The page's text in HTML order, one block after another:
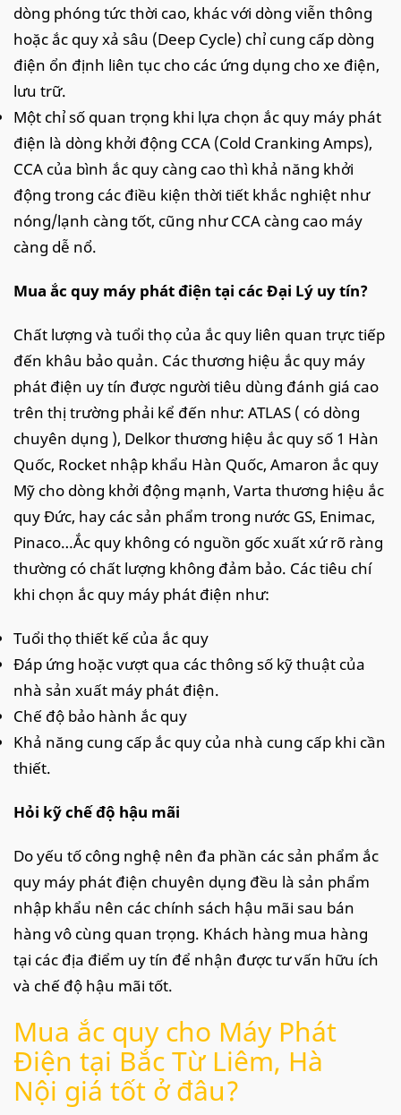
dòng phóng tức thời cao, khác với dòng viễn thông
hoặc ắc quy xả sâu (Deep Cycle) chỉ cung cấp dòng
điện ổn định liên tục cho các ứng dụng cho xe điện,
lưu trữ.
Một chỉ số quan trọng khi lựa chọn ắc quy máy phát
điện là dòng khởi động CCA (Cold Cranking Amps),
CCA của bình ắc quy càng cao thì khả năng khởi
động trong các điều kiện thời tiết khắc nghiệt như
nóng/lạnh càng tốt, cũng như CCA càng cao máy
càng dễ nổ.
Mua ắc quy máy phát điện tại các Đại Lý uy tín?
Chất lượng và tuổi thọ của ắc quy liên quan trực tiếp
đến khâu bảo quản. Các thương hiệu ắc quy máy
phát điện uy tín được người tiêu dùng đánh giá cao
trên thị trường phải kể đến như: ATLAS ( có dòng
chuyên dụng ), Delkor thương hiệu ắc quy số 1 Hàn
Quốc, Rocket nhập khẩu Hàn Quốc, Amaron ắc quy
Mỹ cho dòng khởi động mạnh, Varta thương hiệu ắc
quy Đức, hay các sản phẩm trong nước GS, Enimac,
Pinaco…Ắc quy không có nguồn gốc xuất xứ rõ ràng
thường có chất lượng không đảm bảo. Các tiêu chí
khi chọn ắc quy máy phát điện như:
Tuổi thọ thiết kế của ắc quy
Đáp ứng hoặc vượt qua các thông số kỹ thuật của
nhà sản xuất máy phát điện.
Chế độ bảo hành ắc quy
Khả năng cung cấp ắc quy của nhà cung cấp khi cần
thiết.
Hỏi kỹ chế độ hậu mãi
Do yếu tố công nghệ nên đa phần các sản phẩm ắc
quy máy phát điện chuyên dụng đều là sản phẩm
nhập khẩu nên các chính sách hậu mãi sau bán
hàng vô cùng quan trọng. Khách hàng mua hàng
tại các địa điểm uy tín để nhận được tư vấn hữu ích
và chế độ hậu mãi tốt.
Mua ắc quy cho Máy Phát
Điện tại Bắc Từ Liêm, Hà
Nội giá tốt ở đâu?